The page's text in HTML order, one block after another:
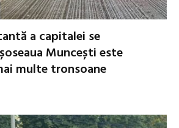
a capitalei se
Muncești este
multe tronsoane